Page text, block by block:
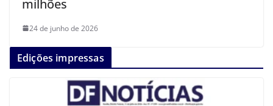
milhões
24 de junho de 2026
Edições impressas